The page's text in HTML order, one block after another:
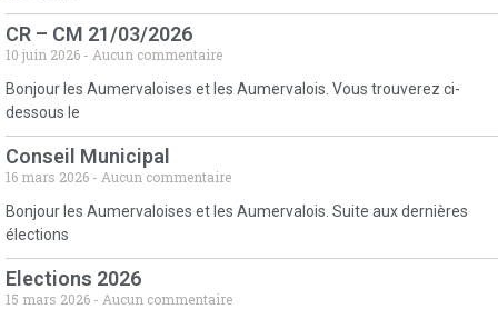
CR – CM 21/03/2026
10 juin 2026
Aucun commentaire
Bonjour les Aumervaloises et les Aumervalois. Vous trouverez ci-
dessous le
Conseil Municipal
16 mars 2026
Aucun commentaire
Bonjour les Aumervaloises et les Aumervalois. Suite aux dernières
élections
Elections 2026
15 mars 2026
Aucun commentaire